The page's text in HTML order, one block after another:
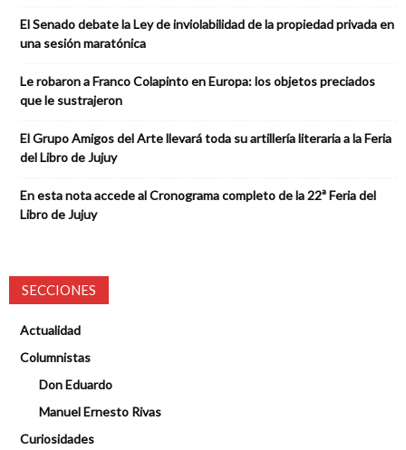
El Senado debate la Ley de inviolabilidad de la propiedad privada en
una sesión maratónica
Le robaron a Franco Colapinto en Europa: los objetos preciados
que le sustrajeron
El Grupo Amigos del Arte llevará toda su artillería literaria a la Feria
del Libro de Jujuy
En esta nota accede al Cronograma completo de la 22ª Feria del
Libro de Jujuy
SECCIONES
Actualidad
Columnistas
Don Eduardo
Manuel Ernesto Rivas
Curiosidades